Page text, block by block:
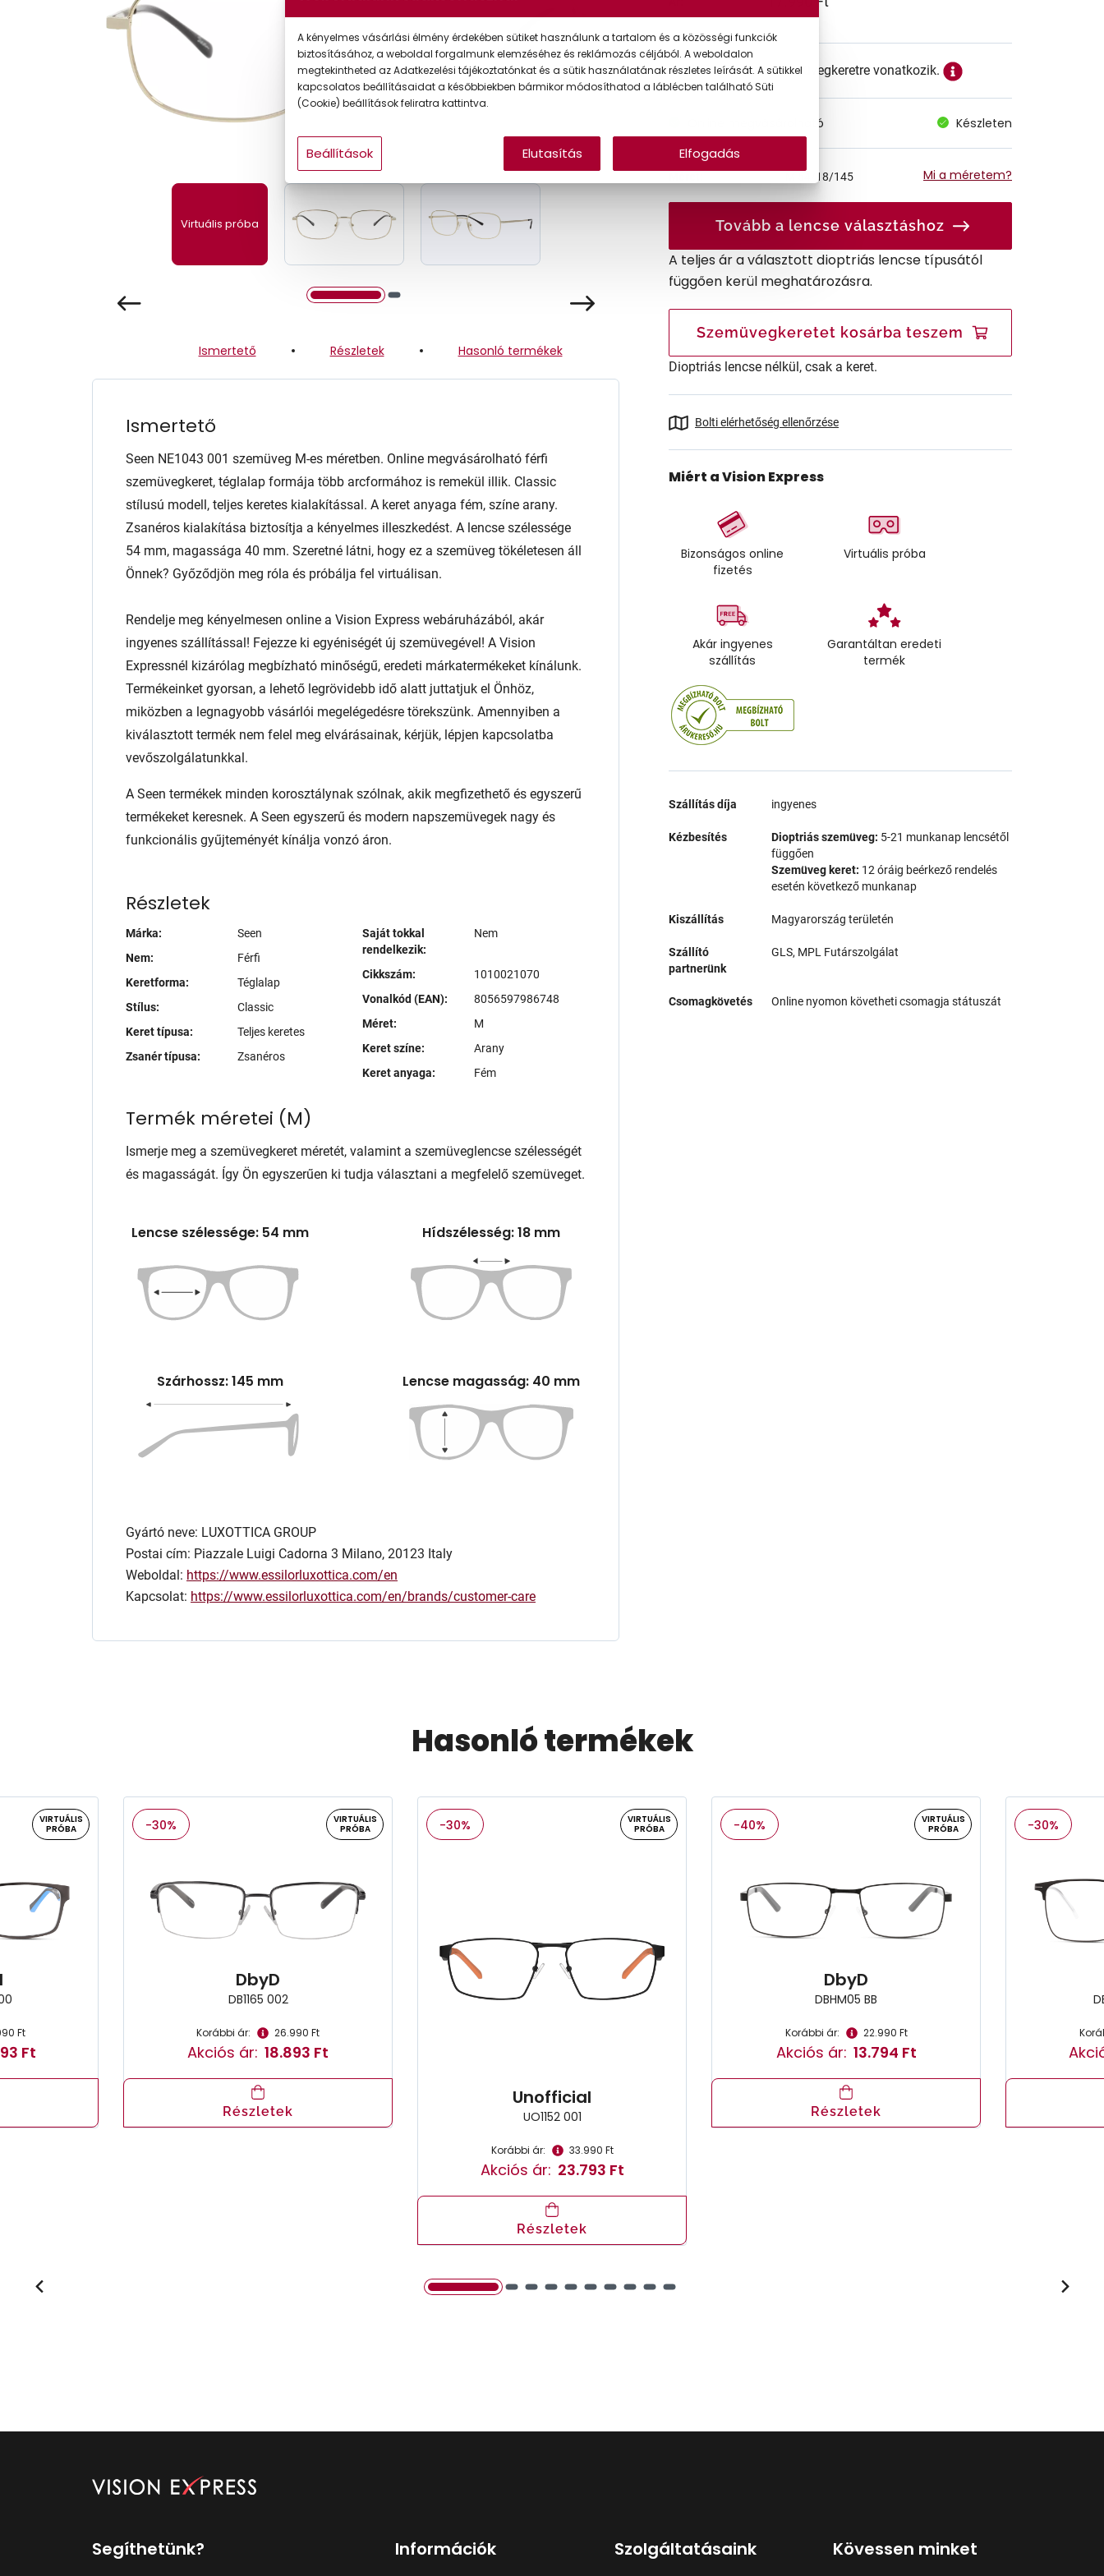
Gyermek
Virtuális próba
Ismertető Részletek Hasonló termékek
Ismertető
Seen NE1043 001 szemüveg M-es méretben. Online megvásárolható férfi
szemüvegkeret, téglalap formája több arcformához is remekül illik. Classic
stílusú modell, teljes keretes kialakítással. A keret anyaga fém, színe arany.
Zsanéros kialakítása biztosítja a kényelmes illeszkedést. A lencse szélessége
54 mm, magassága 40 mm. Szeretné látni, hogy ez a szemüveg tökéletesen áll
Önnek? Győződjön meg róla és próbálja fel virtuálisan.
Rendelje meg kényelmesen online a Vision Express webáruházából, akár
ingyenes szállítással! Fejezze ki egyéniségét új szemüvegével! A Vision
Expressnél kizárólag megbízható minőségű, eredeti márkatermékeket kínálunk.
Termékeinket gyorsan, a lehető legrövidebb idő alatt juttatjuk el Önhöz,
miközben a legnagyobb vásárlói megelégedésre törekszünk. Amennyiben a
kiválasztott termék nem felel meg elvárásainak, kérjük, lépjen kapcsolatba
vevőszolgálatunkkal.
A Seen termékek minden korosztálynak szólnak, akik megfizethető és egyszerű
termékeket keresnek. A Seen egyszerű és modern napszemüvegek nagy és
funkcionális gyűjteményét kínálja vonzó áron.
Részletek
Márka:
Seen
Nem:
Férfi
Keretforma:
Téglalap
Stílus:
Classic
Keret típusa:
Teljes keretes
Zsanér típusa:
Zsanéros
Saját tokkal
rendelkezik:
Nem
Cikkszám:
1010021070
Vonalkód (EAN):
8056597986748
Méret:
M
Keret színe:
Arany
Keret anyaga:
Fém
Termék méretei (M)
Ismerje meg a szemüvegkeret méretét, valamint a szemüveglencse szélességét
és magasságát. Így Ön egyszerűen ki tudja választani a megfelelő szemüveget.
Lencse szélessége: 54 mm Hídszélesség: 18 mm
Szárhossz: 145 mm Lencse magasság: 40 mm
Gyártó neve: LUXOTTICA GROUP
Postai cím: Piazzale Luigi Cadorna 3 Milano, 20123 Italy
Weboldal: https://www.essilorluxottica.com/en
Kapcsolat: https://www.essilorluxottica.com/en/brands/customer-care
A feltűntetett ár a szemüvegkeretre vonatkozik.
Online megvásárolható Készleten
54/18/145 Mi a méretem?
Tovább a lencse választáshoz
A teljes ár a választott dioptriás lencse típusától
függően kerül meghatározásra.
Szemüvegkeretet kosárba teszem
Dioptriás lencse nélkül, csak a keret.
Bolti elérhetőség ellenőrzése
Miért a Vision Express
Bizonságos online
fizetés
Virtuális próba
Akár ingyenes
szállítás
Garantáltan eredeti
termék
Szállítás díja ingyenes
Kézbesítés Dioptriás szemüveg: 5-21 munkanap lencsétől
függően
Szemüveg keret: 12 óráig beérkező rendelés
esetén következő munkanap
Kiszállítás Magyarország területén
Szállító
partnerünk
GLS, MPL Futárszolgálat
Csomagkövetés Online nyomon követheti csomagja státuszát
Hasonló termékek
VIRTUÁLIS
PRÓBA
Ft
Ft
-30%
VIRTUÁLIS
PRÓBA
DbyD
DB1165 002
Korábbi ár: 26.990 Ft
Akciós ár: 18.893 Ft
Részletek
-30%
VIRTUÁLIS
PRÓBA
Unofficial
UO1152 001
Korábbi ár: 33.990 Ft
Akciós ár: 23.793 Ft
Részletek
-40%
VIRTUÁLIS
PRÓBA
DbyD
DBHM05 BB
Korábbi ár: 22.990 Ft
Akciós ár: 13.794 Ft
Részletek
-30%
Segíthetünk? Információk Szolgáltatásaink Kövessen minket
A kényelmes vásárlási élmény érdekében sütiket használunk a tartalom és a közösségi funkciók
biztosításához, a weboldal forgalmunk elemzéséhez és reklámozás céljából. A weboldalon
megtekintheted az Adatkezelési tájékoztatónkat és a sütik használatának részletes leírását. A sütikkel
kapcsolatos beállításaidat a későbbiekben bármikor módosíthatod a láblécben található Süti
(Cookie) beállítások feliratra kattintva.
Beállítások Elutasítás Elfogadás